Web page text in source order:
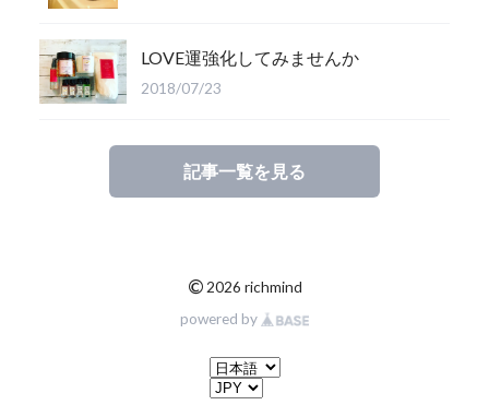
LOVE運強化してみませんか
2018/07/23
記事一覧を見る
©2026 richmind
powered by